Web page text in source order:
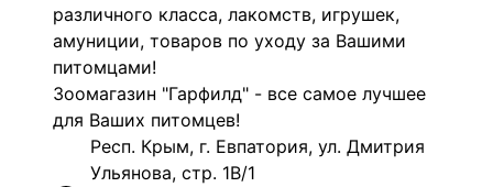
различного класса, лакомств, игрушек,
амуниции, товаров по уходу за Вашими
питомцами!
Зоомагазин "Гарфилд" - все самое лучшее
для Ваших питомцев!
Респ. Крым, г. Евпатория, ул. Дмитрия
Ульянова, стр. 1В/1